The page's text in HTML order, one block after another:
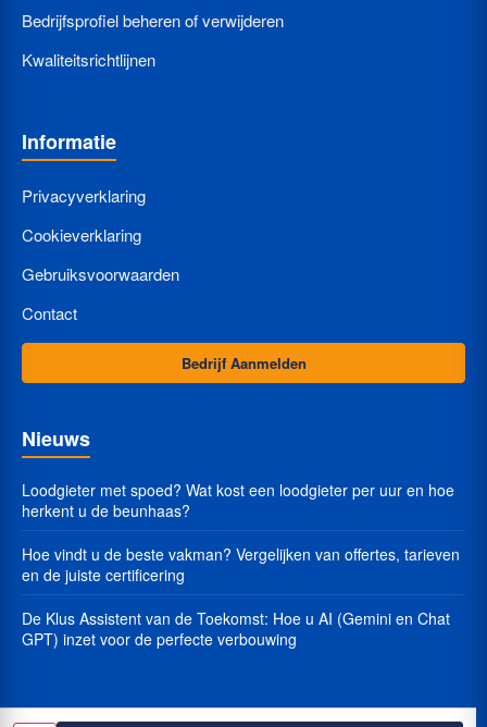
Bedrijfsprofiel beheren of verwijderen
Kwaliteitsrichtlijnen
Informatie
Privacyverklaring
Cookieverklaring
Gebruiksvoorwaarden
Contact
Bedrijf Aanmelden
Nieuws
Loodgieter met spoed? Wat kost een loodgieter per uur en hoe
herkent u de beunhaas?
Hoe vindt u de beste vakman? Vergelijken van offertes, tarieven
en de juiste certificering
De Klus Assistent van de Toekomst: Hoe u AI (Gemini en Chat
GPT) inzet voor de perfecte verbouwing